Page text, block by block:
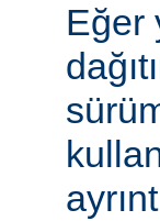
Eğer